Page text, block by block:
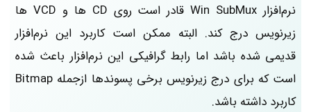
نرم‌افزار Win SubMux قادر است روی CD ها و VCD ها
زیرنویس درج کند. البته ممکن است کاربرد این نرم‌افزار
قدیمی شده باشد اما رابط گرافیکی این نرم‌افزار باعث شده
است که برای درج زیرنویس برخی پسوندها ازجمله Bitmap
کاربرد داشته باشد.